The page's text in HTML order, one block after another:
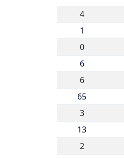
4
1
0
6
6
65
3
13
2